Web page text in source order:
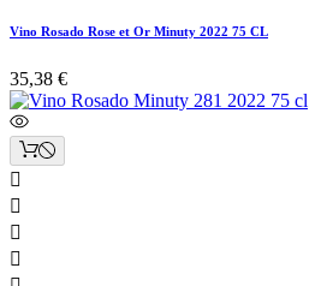
Vino Rosado Rose et Or Minuty 2022 75 CL
35,38 €



